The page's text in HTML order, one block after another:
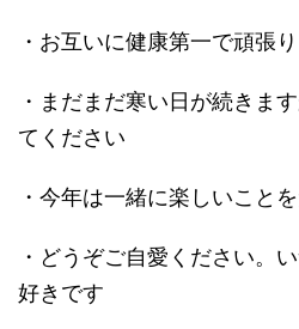
・お互いに健康第一で頑張
・まだまだ寒い日が続きま
てください
・今年は一緒に楽しいこと
・どうぞご自愛ください。
好きです